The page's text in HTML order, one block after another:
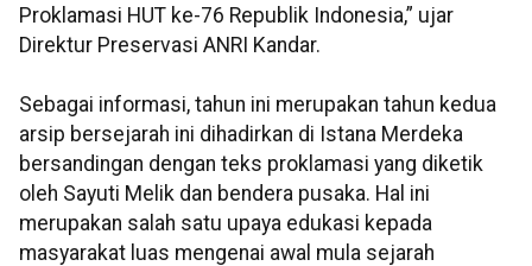
Proklamasi HUT ke-76 Republik Indonesia,” ujar
Direktur Preservasi ANRI Kandar.
Sebagai informasi, tahun ini merupakan tahun kedua
arsip bersejarah ini dihadirkan di Istana Merdeka
bersandingan dengan teks proklamasi yang diketik
oleh Sayuti Melik dan bendera pusaka. Hal ini
merupakan salah satu upaya edukasi kepada
masyarakat luas mengenai awal mula sejarah